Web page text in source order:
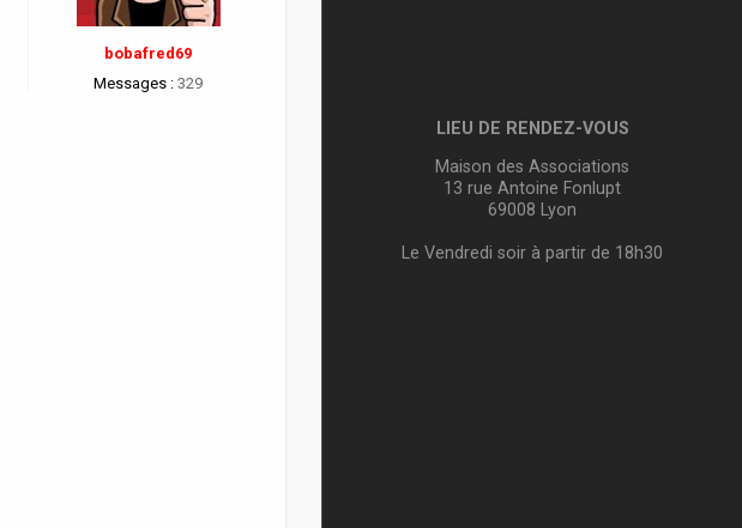
bobafred69
Messages : 329
LIEU DE RENDEZ-VOUS
Maison des Associations
13 rue Antoine Fonlupt
69008 Lyon
Le Vendredi soir à partir de 18h30